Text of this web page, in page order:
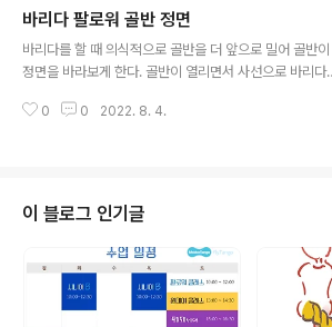
정감을 줍니다.
바리다 팔로워 골반 정면
바리다를 할 때 의식적으로 골반을 더 앞으로 밀어 골반이
정면을 바라보게 한다. 골반이 열리면서 사선으로 바리다
발이 모이고 나면 아브라소 위치가 어정쩡한 비스듬한 위
0 0 2022. 8. 4.
이 블로그 인기글